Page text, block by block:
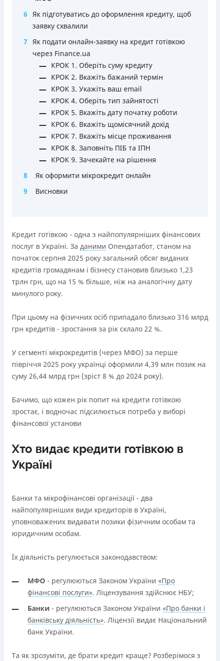
платіжною карткою та кредитним лімітом (відсутність
необхідності спілкуватися з контакт центром)
Строк користування кредитним лімітом необмежений
при вчасному обслуговуванні (строк кредитної лінії 5
років з можливістю пролонгації)
Можна використовувати ліміт на будь які споживчі
потреби
Нема програми лояльності для постійних клієнтів
Нема кредиту для юросіб (ФОП)
Немає цілодобової підтримки по телефону, в Viber,
Telegram, Facebook
Погашення
Онлайн (через сайт або інтернет-банкінг)
Вся інформація про кредит
ОТРИМАТИ ПОЗИКУ Детальніше
6 Як підготуватись до оформлення кредиту, щоб
заявку схвалили
7 Як подати онлайн-заявку на кредит готівкою
через Finance.ua
КРОК 1. Оберіть суму кредиту
КРОК 2. Вкажіть бажаний термін
КРОК 3. Укажіть ваш email
КРОК 4. Оберіть тип зайнятості
КРОК 5. Вкажіть дату початку роботи
КРОК 6. Вкажіть щомісячний дохід
КРОК 7. Вкажіть місце проживання
КРОК 8. Заповніть ПІБ та ІПН
КРОК 9. Зачекайте на рішення
8
Як оформити мікрокредит онлайн
9
Висновки
Кредит готівкою - одна з найпопулярніших фінансових
послуг в Україні. За даними Опендатабот, станом на
початок серпня 2025 року загальний обсяг виданих
кредитів громадянам і бізнесу становив близько 1,23
трлн грн, що на 15 % більше, ніж на аналогічну дату
минулого року.
При цьому на фізичних осіб припадало близько 316 млрд
грн кредитів - зростання за рік склало 22 %.
У сегменті мікрокредитів (через МФО) за перше
півріччя 2025 року українці оформили 4,39 млн позик на
суму 26,44 млрд грн (зріст 8 % до 2024 року).
Бачимо, що кожен рік попит на кредити готівкою
зростає, і водночас підсилюється потреба у виборі
фінансової установи
Хто видає кредити готівкою в
Україні
Банки та мікрофінансові організації - два
найпопулярніших види кредиторів в Україні,
уповноважених видавати позики фізичним особам та
юридичним особам.
Їх діяльність регулюється законодавством:
МФО - регулюються Законом України «Про
фінансові послуги». Ліцензування здійснює НБУ;
Банки - регулюються Законом України «Про банки і
банківську діяльність». Ліцензії видає Національний
банк України.
Та як зрозуміти, де брати кредит краще? Розберімося з